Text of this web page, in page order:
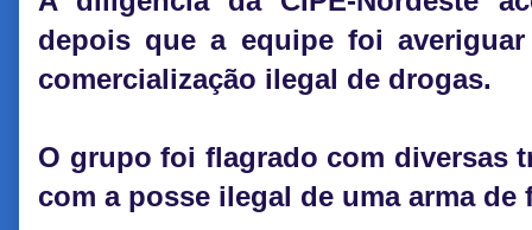
depois que a equipe foi
comercialização ilegal de drogas.
O grupo foi flagrado com diversas
com a posse ilegal de uma arma de